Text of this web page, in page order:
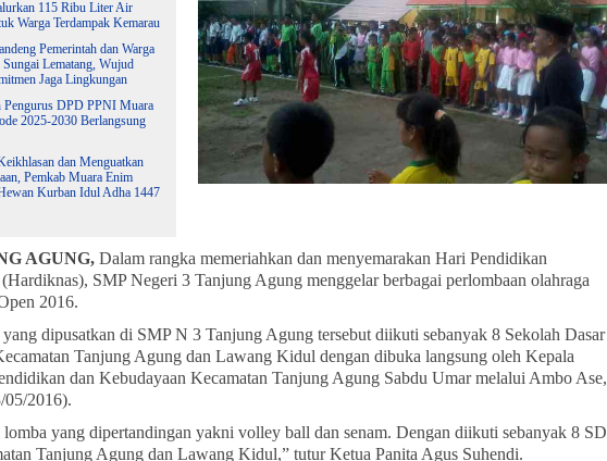
115 Ribu Liter Air
Warga Terdampak Kemarau
Pemerintah dan Warga
Lematang, Wujud
Jaga Lingkungan
Pengurus DPD PPNI Muara
2025-2030 Berlangsung
dan Menguatkan
Pemkab Muara Enim
Kurban Idul Adha 1447
AGUNG, Dalam rangka memeriahkan dan menyemarakan Hari Pendidikan
SMP Negeri 3 Tanjung Agung menggelar berbagai perlombaan olahraga
2016.
dipusatkan di SMP N 3 Tanjung Agung tersebut diikuti sebanyak 8 Sekolah Dasar
Tanjung Agung dan Lawang Kidul dengan dibuka langsung oleh Kepala
dan Kebudayaan Kecamatan Tanjung Agung Sabdu Umar melalui Ambo Ase,
05/2016).
yang dipertandingan yakni volley ball dan senam. Dengan diikuti sebanyak 8 SD
Tanjung Agung dan Lawang Kidul,” tutur Ketua Panita Agus Suhendi.